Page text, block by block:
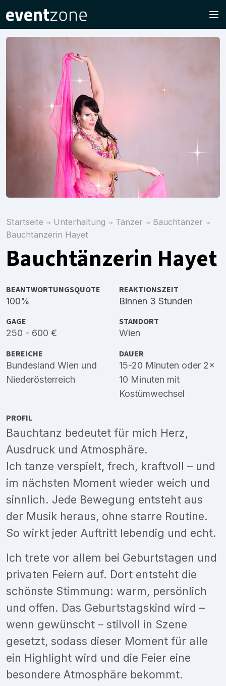
Startseite Unterhaltung Tänzer
Bauchtänzer
Bauchtänzerin Hayet
Bauchtänzerin Hayet
BEANTWORTUNGSQUOTE
100%
REAKTIONSZEIT
Binnen 3 Stunden
GAGE
250 - 600 €
STANDORT
Wien
BEREICHE
Bundesland Wien und
Niederösterreich
DAUER
15-20 Minuten oder 2x
10 Minuten mit
Kostümwechsel
PROFIL
Bauchtanz bedeutet für mich Herz,
Ausdruck und Atmosphäre.
Ich tanze verspielt, frech, kraftvoll – und
im nächsten Moment wieder weich und
sinnlich. Jede Bewegung entsteht aus
der Musik heraus, ohne starre Routine.
So wirkt jeder Auftritt lebendig und echt.
Ich trete vor allem bei Geburtstagen und
privaten Feiern auf. Dort entsteht die
schönste Stimmung: warm, persönlich
und offen. Das Geburtstagskind wird –
wenn gewünscht – stilvoll in Szene
gesetzt, sodass dieser Moment für alle
ein Highlight wird und die Feier eine
besondere Atmosphäre bekommt.